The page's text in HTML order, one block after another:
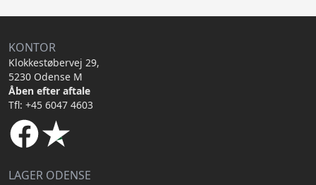
KONTOR
Klokkestøbervej 29,
5230 Odense M
Åben efter aftale
Tfl: +45 6047 4603
LAGER ODENSE